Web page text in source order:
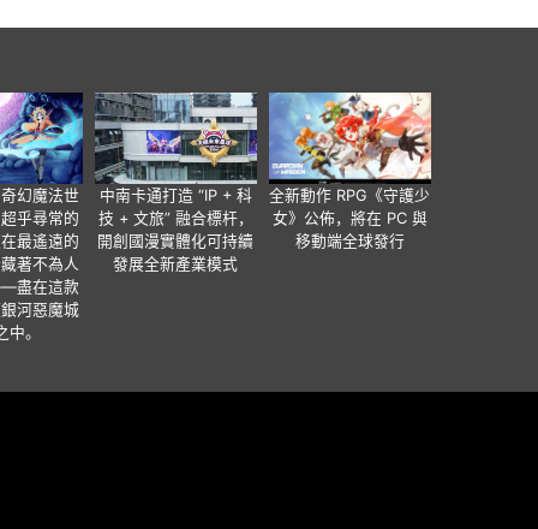
幻魔法世
乎尋常的
最遙遠的
著不為人
盡在這款
河惡魔城
中。
中南卡通打造 “IP + 科
技 + 文旅” 融合標杆，
開創國漫實體化可持續
發展全新產業模式
全新動作 RPG《守護少
女》公佈，將在 PC 與
移動端全球發行